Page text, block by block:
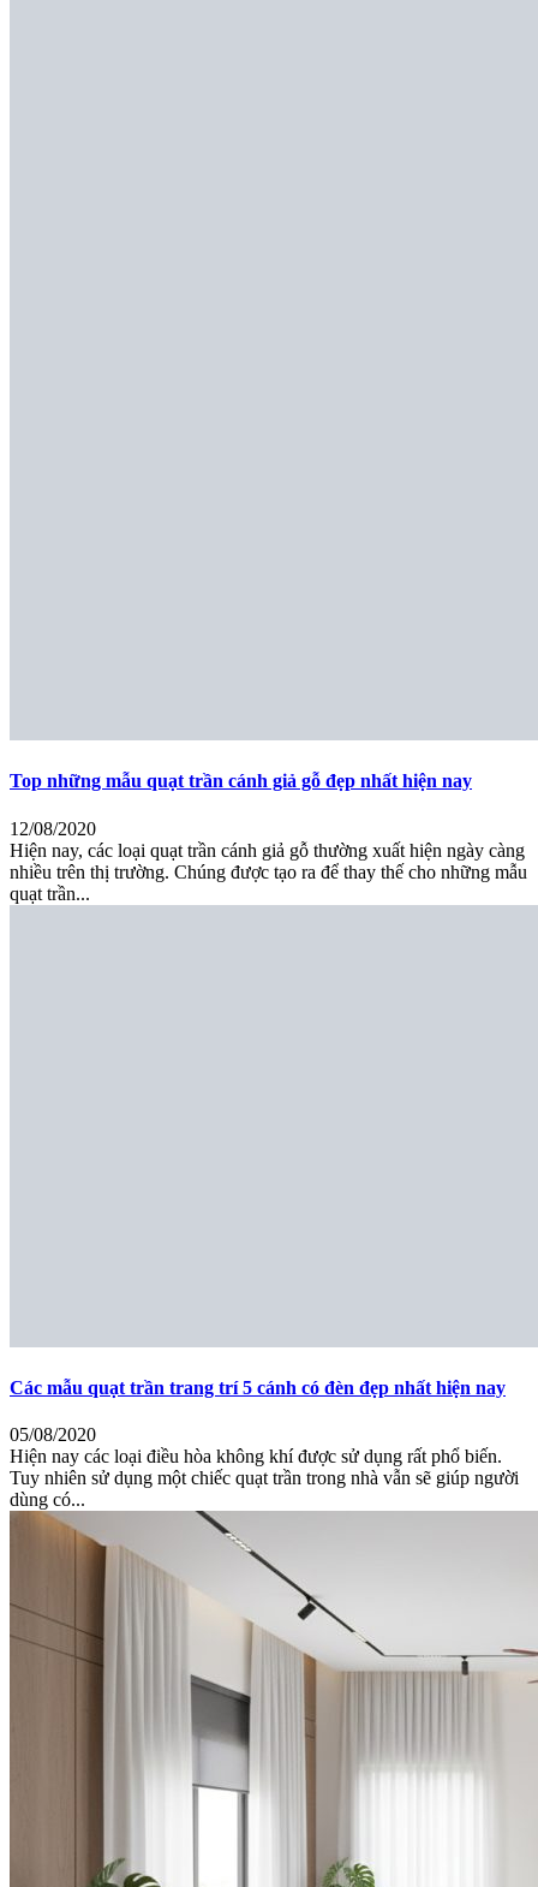
Top những mẫu quạt trần cánh giả gỗ đẹp nhất hiện nay
12/08/2020
Hiện nay, các loại quạt trần cánh giả gỗ thường xuất hiện ngày càng
nhiều trên thị trường. Chúng được tạo ra để thay thế cho những mẫu
quạt trần...
Các mẫu quạt trần trang trí 5 cánh có đèn đẹp nhất hiện nay
05/08/2020
Hiện nay các loại điều hòa không khí được sử dụng rất phổ biến.
Tuy nhiên sử dụng một chiếc quạt trần trong nhà vẫn sẽ giúp người
dùng có...